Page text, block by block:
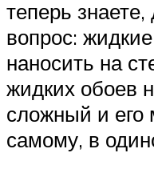
теперь
вопрос:
наносить на
жидких обоев
сложный и его
самому, в